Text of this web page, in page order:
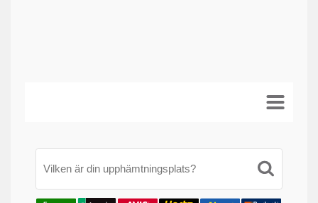
Vilken är din upphämtningsplats?